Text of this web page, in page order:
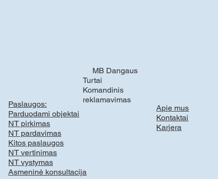
MB Dangaus
Turtai
Komandinis
reklamavimas
Paslaugos:
Parduodami objektai
NT pirkimas
NT pardavimas
Kitos paslaugos
NT vertinimas
NT vystymas
Asmeninė konsultacija
Apie mus
Kontaktai
Karjera